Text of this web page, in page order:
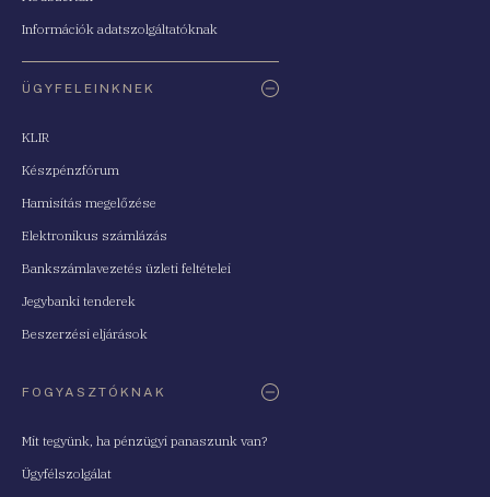
Információk adatszolgáltatóknak
ÜGYFELEINKNEK
KLIR
Készpénzfórum
Hamisítás megelőzése
Elektronikus számlázás
Bankszámlavezetés üzleti feltételei
Jegybanki tenderek
Beszerzési eljárások
FOGYASZTÓKNAK
Mit tegyünk, ha pénzügyi panaszunk van?
Ügyfélszolgálat